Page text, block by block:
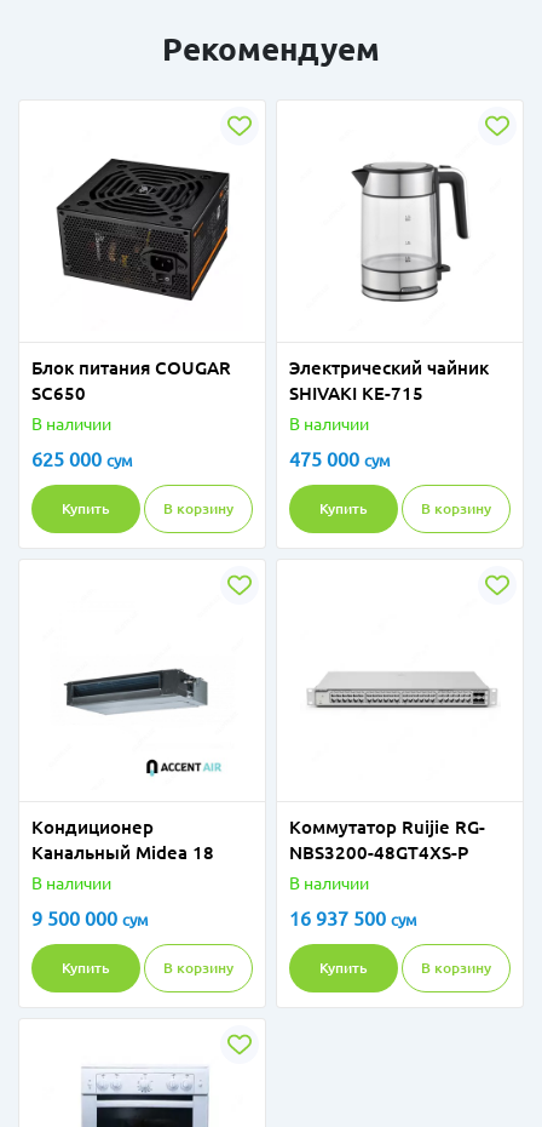
Рекомендуем
Блок питания COUGAR
SC650
В наличии
625 000 сум
Купить В корзину
Электрический чайник
SHIVAKI KE-715
В наличии
475 000 сум
Купить В корзину
Кондиционер
Канальный Midea 18
В наличии
9 500 000 сум
Купить В корзину
Коммутатор Ruijie RG-
NBS3200-48GT4XS-P
В наличии
16 937 500 сум
Купить В корзину